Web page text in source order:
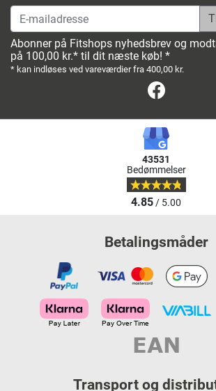
E-mailadresse
Abonner på Fitshops nyhedsbrev og
på 100,00 kr.* til dit næste køb! *
* kan indløses ved vareværdier fra 400,00 kr.
43531
Bedømmelser
4.85/ 5.00
Betalingsmåder
Transport og